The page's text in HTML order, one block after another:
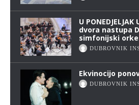
U
dvora nastupa
simfonijski
DUBROVNIK
Ekvinocijo
DUBROVNIK